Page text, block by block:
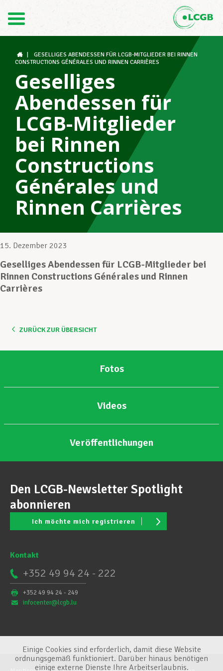
FR
Der LCGB
Gewerkschaftsstrukturen
Unterstützung im Arbeitsalltag
Ihre Rechte
Unterstützung im Privatleben
Berufliche Weiterentwicklung
Mitglied werden
GESELLIGES ABENDESSEN FÜR LCGB-MITGLIEDER BEI RINNEN
CONSTRUCTIONS GÉNÉRALES UND RINNEN CARRIÈRES
Geselliges
Abendessen für
LCGB-Mitglieder
bei Rinnen
Constructions
Générales und
Rinnen Carrières
15. Dezember 2023
Geselliges Abendessen für LCGB-Mitglieder bei
Rinnen Constructions Générales und Rinnen
Carrières
ZURÜCK ZUR ÜBERSICHT
Fotos
Videos
Veröffentlichungen
Den LCGB-Newsletter Spotlight
abonnieren
Ich möchte mich registrieren
Kontakt
+352 49 94 24 - 222
+352 49 94 24 - 249
infocenter@lcgb.lu
Einige Cookies sind erforderlich, damit diese Website
ordnungsgemäß funktioniert. Darüber hinaus benötigen
einige externe Dienste Ihre Arbeitserlaubnis.